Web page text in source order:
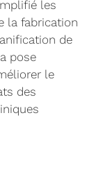
les
la fabrication
de
pose
le
des